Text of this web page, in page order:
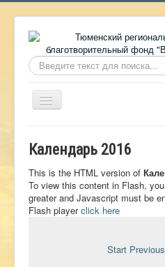
Искать...
Включить/
выключить
О фонде
Онлайн библиотека
Видеоматериалы
Сайт проекта Достоевский
Календарь 2016
This is the HTML version of
To view this content in Flash,
greater and Javascript must be
Flash playerclick here
Start Previous